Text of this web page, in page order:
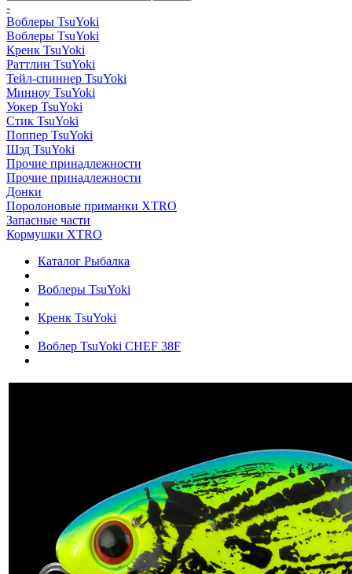
-
Воблеры TsuYoki
Воблеры TsuYoki
Кренк TsuYoki
Раттлин TsuYoki
Тейл-спиннер TsuYoki
Минноу TsuYoki
Уокер TsuYoki
Стик TsuYoki
Поппер TsuYoki
Шэд TsuYoki
Прочие принадлежности
Прочие принадлежности
Донки
Поролоновые приманки XTRO
Запасные части
Кормушки XTRO
Каталог Рыбалка
Воблеры TsuYoki
Кренк TsuYoki
Воблер TsuYoki CHEF 38F